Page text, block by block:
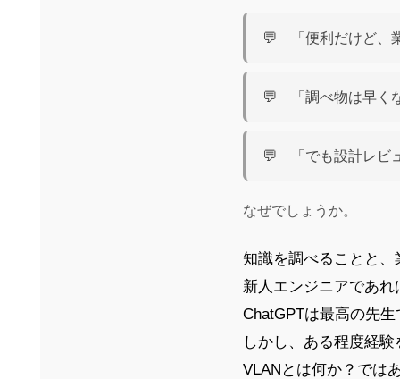
💬 「便利だけど、
💬 「調べ物は早く
💬 「でも設計レビ
なぜでしょうか。
知識を調べることと
新人エンジニアであ
ChatGPTは最高の先生
しかし、ある程度経
VLANとは何か？では